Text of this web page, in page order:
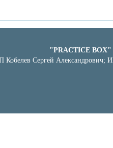
"PRACTICE BOX"
Кобелев Сергей Александрович;